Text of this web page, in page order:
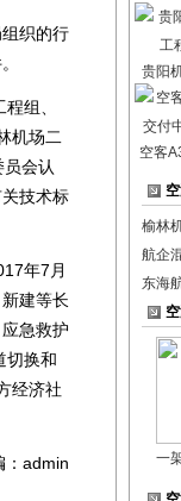
织的行
组、
机场二
会认
技术标
年7月
建等长
急救护
切换和
经济社
：admin
贵阳
空客
榆林
航企
东海
一